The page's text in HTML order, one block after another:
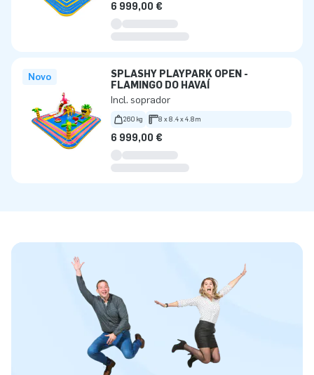
6 999,00 €
Novo
SPLASHY PLAYPARK OPEN -
FLAMINGO DO HAVAÍ
Incl. soprador
260 kg 8 x 8.4 x 4.8m
6 999,00 €